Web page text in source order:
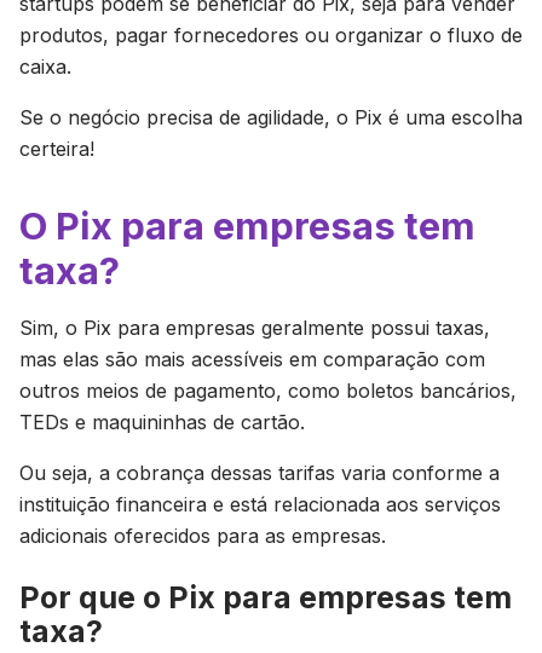
produtos, pagar fornecedores ou organizar o fluxo de
caixa.
Se o negócio precisa de agilidade, o Pix é uma escolha
certeira!
O Pix para empresas tem
taxa?
Sim, o Pix para empresas geralmente possui taxas,
mas elas são mais acessíveis em comparação com
outros meios de pagamento, como boletos bancários,
TEDs e maquininhas de cartão.
Ou seja, a cobrança dessas tarifas varia conforme a
instituição financeira e está relacionada aos serviços
adicionais oferecidos para as empresas.
Por que o Pix para empresas tem
taxa?